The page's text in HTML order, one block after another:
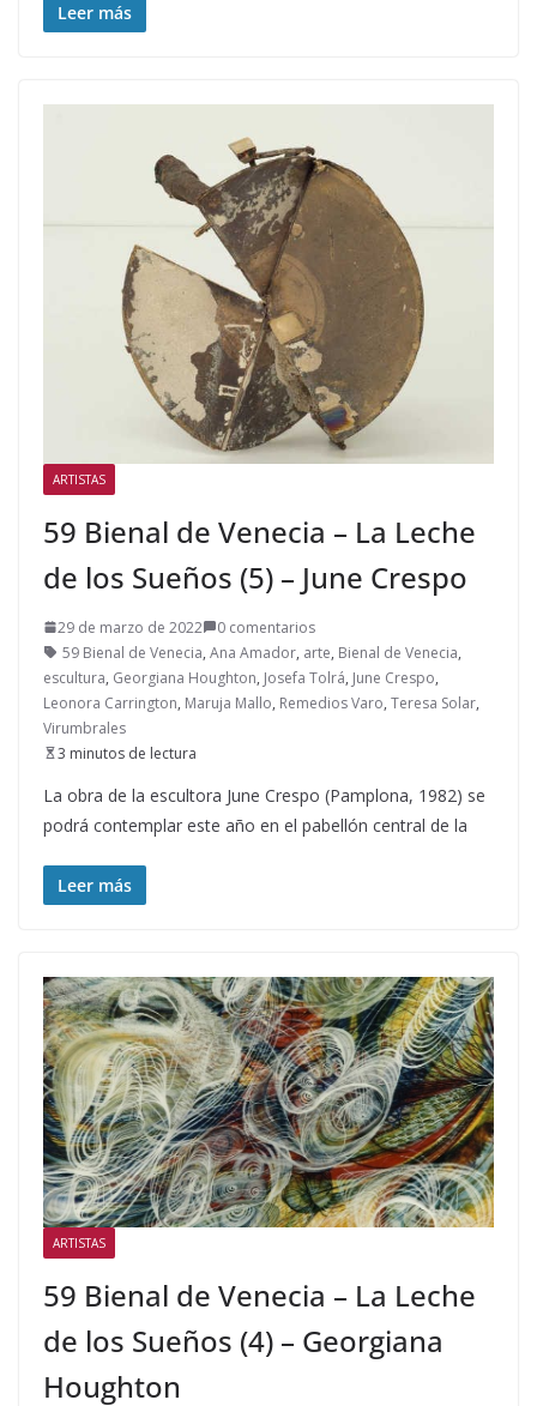
Leer más
ARTISTAS
59 Bienal de Venecia – La Leche
de los Sueños (5) – June Crespo
29 de marzo de 2022
0 comentarios
59 Bienal de Venecia, Ana Amador, arte, Bienal de Venecia,
escultura, Georgiana Houghton, Josefa Tolrá, June Crespo,
Leonora Carrington, Maruja Mallo, Remedios Varo, Teresa Solar,
Virumbrales
3 minutos de lectura
La obra de la escultora June Crespo (Pamplona, 1982) se
podrá contemplar este año en el pabellón central de la
Leer más
ARTISTAS
59 Bienal de Venecia – La Leche
de los Sueños (4) – Georgiana
Houghton